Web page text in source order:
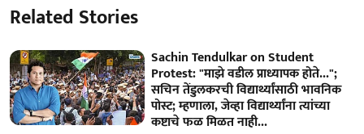
Related Stories
Sachin Tendulkar on Student
Protest: "माझे वडील प्राध्यापक होते...";
सचिन तेंडुलकरची विद्यार्थ्यांसाठी भावनिक
पोस्ट; म्हणाला, जेव्हा विद्यार्थ्यांना त्यांच्या
कष्टाचे फळ मिळत नाही...